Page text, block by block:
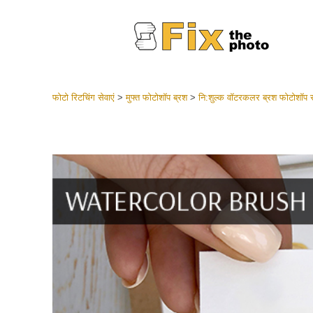
शादी की
बेस्ट
मोबाइल
फोटो रिटचिंग सेवाएं>मुफ्त फोटोशॉप ब्रश>नि:शुल्क वॉटरकलर ब्रश फोटोशॉप